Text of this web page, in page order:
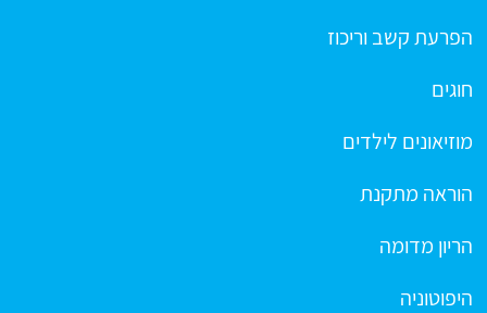
הפרעת קשב וריכוז
חוגים
מוזיאונים לילדים
הוראה מתקנת
הריון מדומה
היפוטוניה